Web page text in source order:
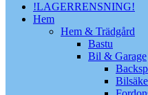
!LAGERRENSNING!
Hem
Hem & Trädgård
Bastu
Bil & Garage